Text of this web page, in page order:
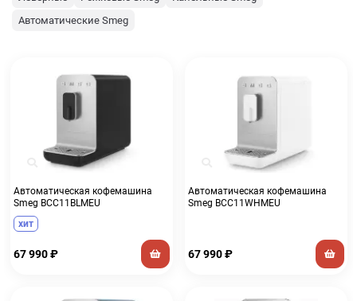
Автоматические Smeg
Автоматическая кофемашина
Smeg BCC11BLMEU
хит
67 990₽
Автоматическая кофемашина
Smeg BCC11WHMEU
67 990₽